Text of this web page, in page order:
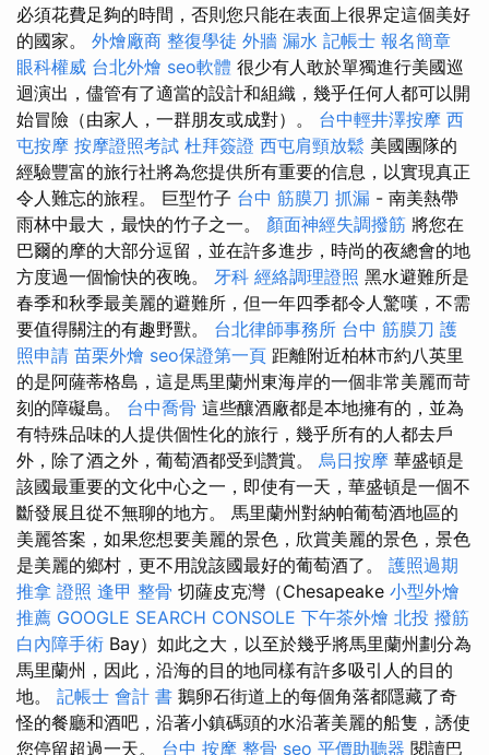
必須花費足夠的時間，否則您只能在表面上很界定這個美好
的國家。 外燴廠商 整復學徒 外牆 漏水 記帳士 報名簡章
眼科權威 台北外燴 seo軟體 很少有人敢於單獨進行美國巡
迴演出，儘管有了適當的設計和組織，幾乎任何人都可以開
始冒險（由家人，一群朋友或成對）。 台中輕井澤按摩 西
屯按摩 按摩證照考試 杜拜簽證 西屯肩頸放鬆 美國團隊的
經驗豐富的旅行社將為您提供所有重要的信息，以實現真正
令人難忘的旅程。 巨型竹子 台中 筋膜刀 抓漏 - 南美熱帶
雨林中最大，最快的竹子之一。 顏面神經失調撥筋 將您在
巴爾的摩的大部分逗留，並在許多進步，時尚的夜總會的地
方度過一個愉快的夜晚。 牙科 經絡調理證照 黑水避難所是
春季和秋季最美麗的避難所，但一年四季都令人驚嘆，不需
要值得關注的有趣野獸。 台北律師事務所 台中 筋膜刀 護
照申請 苗栗外燴 seo保證第一頁 距離附近柏林市約八英里
的是阿薩蒂格島，這是馬里蘭州東海岸的一個非常美麗而苛
刻的障礙島。 台中喬骨 這些釀酒廠都是本地擁有的，並為
有特殊品味的人提供個性化的旅行，幾乎所有的人都去戶
外，除了酒之外，葡萄酒都受到讚賞。 烏日按摩 華盛頓是
該國最重要的文化中心之一，即使有一天，華盛頓是一個不
斷發展且從不無聊的地方。 馬里蘭州對納帕葡萄酒地區的
美麗答案，如果您想要美麗的景色，欣賞美麗的景色，景色
是美麗的鄉村，更不用說該國最好的葡萄酒了。 護照過期
推拿 證照 逢甲 整骨 切薩皮克灣（Chesapeake 小型外燴
推薦 GOOGLE SEARCH CONSOLE 下午茶外燴 北投 撥筋
白內障手術 Bay）如此之大，以至於幾乎將馬里蘭州劃分為
馬里蘭州，因此，沿海的目的地同樣有許多吸引人的目的
地。 記帳士 會計 書 鵝卵石街道上的每個角落都隱藏了奇
怪的餐廳和酒吧，沿著小鎮碼頭的水沿著美麗的船隻，誘使
您停留超過一天。 台中 按摩 整骨 seo 平價助聽器 閱讀巴